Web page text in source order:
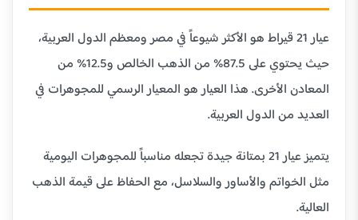
عيار 21 قيراط هو الأكثر شيوعاً في مصر ومعظم الدول العربية،
حيث يحتوي على 87.5% من الذهب الخالص و12.5% من
المعادن الأخرى. هذا العيار هو المعيار الرسمي للمجوهرات في
العديد من الدول العربية.
يتميز عيار 21 بمتانة جيدة تجعله مناسباً للمجوهرات اليومية
مثل الخواتم والأساور والسلاسل، مع الحفاظ على قيمة الذهب
العالية.